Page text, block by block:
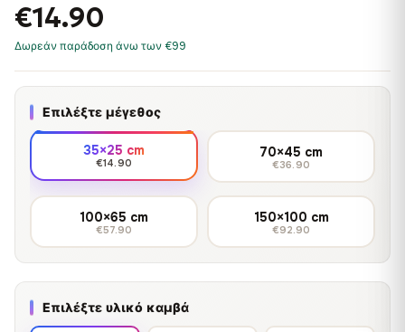
€14.90
Δωρεάν παράδοση άνω των €99
Επιλέξτε μέγεθος
35×25 cm
€14.90
70×45 cm
€36.90
100×65 cm
€57.90
150×100 cm
€92.90
Επιλέξτε υλικό καμβά